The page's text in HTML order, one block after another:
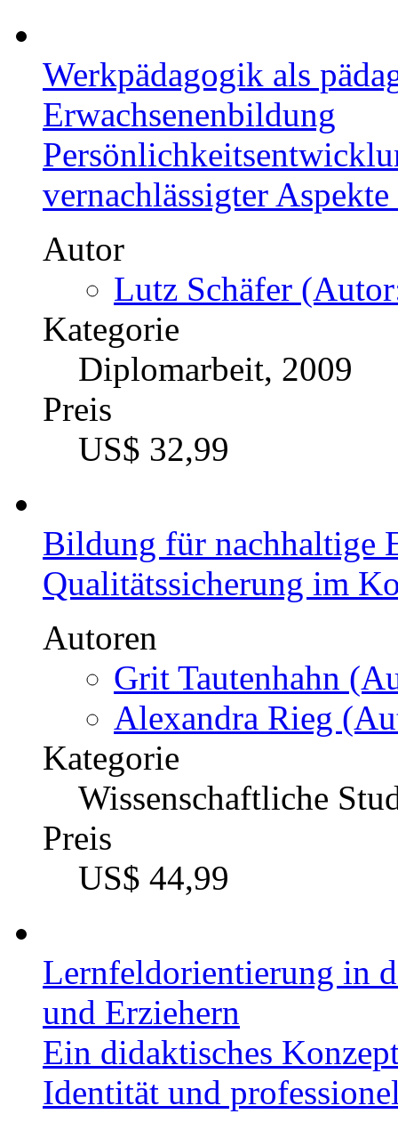
Werkpädagogik als
Erwachsenenbildung
vernachlässigter
Autor
Lutz Schäfer
Kategorie
Diplomarbeit, 2009
Preis
US$ 32,99
Bildung für nachhaltige
Qualitätssicherung im
Autoren
Grit Tautenhahn
Alexandra Rieg
Kategorie
Wissenschaftliche
Preis
US$ 44,99
Lernfeldorientierung in
und Erziehern
Ein didaktisches
Identität und